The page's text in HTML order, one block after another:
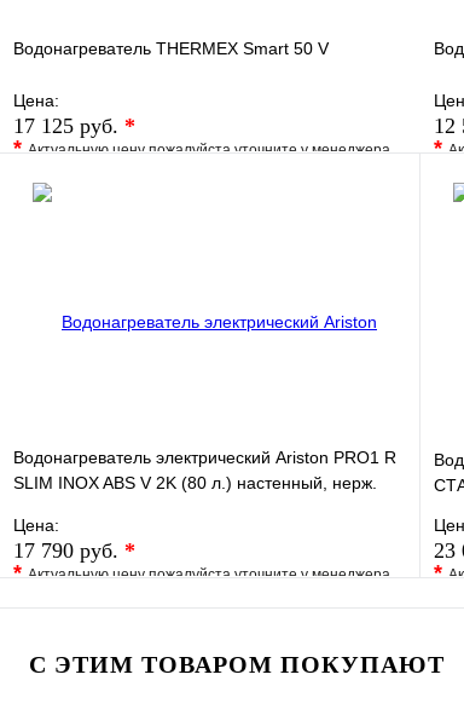
Водонагреватель THERMEX Smart 50 V
Цена:
17 125 руб. *
*Актуальную цену пожалуйста уточните у менеджера
В избранное
12
*
Водонагреватель электрический Ariston PRO1 R
SLIM INOX ABS V 2K (80 л.) настенный, нерж.
Цена:
17 790 руб. *
*Актуальную цену пожалуйста уточните у менеджера
В избранное Сравнение
23
*
С ЭТИМ ТОВАРОМ ПОКУПАЮТ